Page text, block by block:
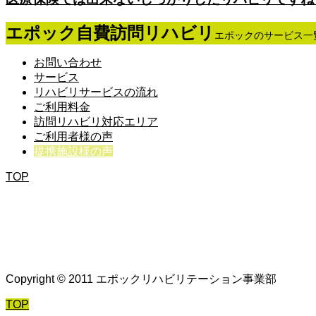
エポック自費訪問リハビリ エポックのサービス一
お問い合わせ
サービス
リハビリサービスの流れ
ご利用料金
訪問リハビリ対応エリア
ご利用者様の声
提携施設様の声
TOP
Copyright © 2011 エポックリハビリテーション事業部
TOP